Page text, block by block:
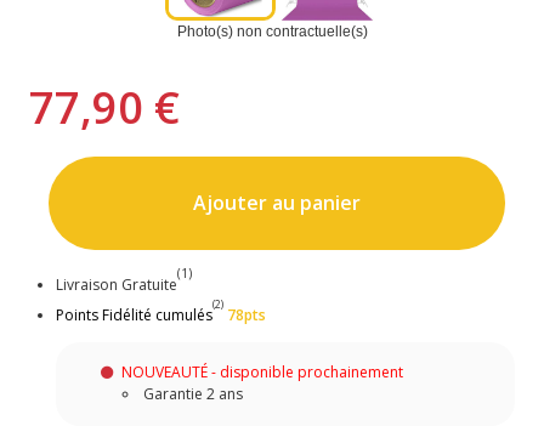
Photo(s) non contractuelle(s)
77,90 €
Ajouter au panier
Livraison Gratuite
(1)
Points Fidélité cumulés
(2)
78pts
NOUVEAUTÉ - disponible prochainement
Garantie 2 ans